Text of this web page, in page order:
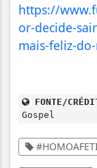
https://
or-decide-
mais-feliz-
FONTE/
Gospel